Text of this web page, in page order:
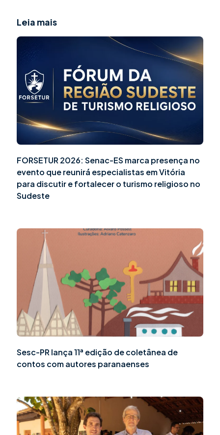
Leia mais
FORSETUR 2026: Senac-ES marca presença no
evento que reunirá especialistas em Vitória
para discutir e fortalecer o turismo religioso no
Sudeste
Sesc-PR lança 11ª edição de coletânea de
contos com autores paranaenses